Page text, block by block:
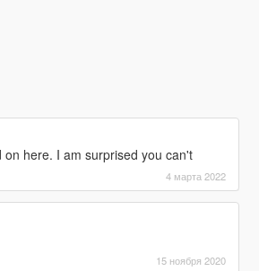
here. I am surprised you can't
4 марта 2022
15 ноября 2020